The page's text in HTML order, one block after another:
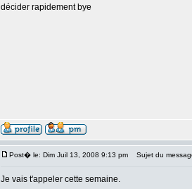
décider rapidement bye
Post� le: Dim Juil 13, 2008 9:13 pm Sujet du
Je vais t'appeler cette semaine.